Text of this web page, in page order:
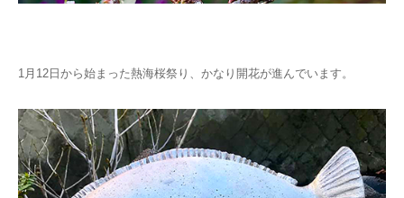
1月12日から始まった熱海桜祭り、かなり開花が進んでいます。